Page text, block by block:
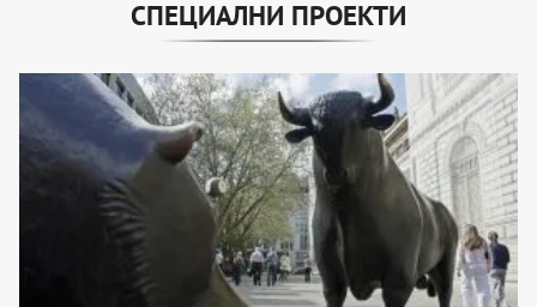
СПЕЦИАЛНИ ПРОЕКТИ